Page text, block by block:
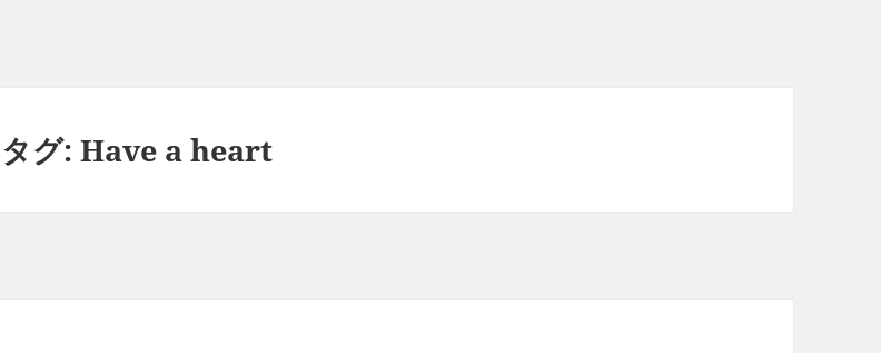
タグ:Have a heart